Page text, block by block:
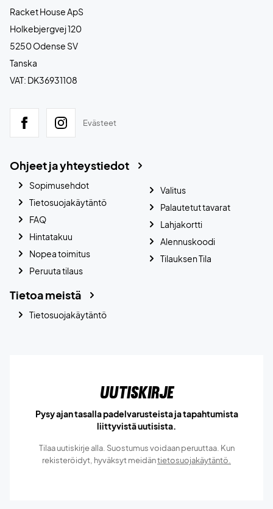
Racket House ApS
Holkebjergvej 120
5250 Odense SV
Tanska
VAT: DK36931108
Evästeet
Ohjeet ja yhteystiedot
Sopimusehdot
Tietosuojakäytäntö
FAQ
Hintatakuu
Nopea toimitus
Peruuta tilaus
Valitus
Palautetut tavarat
Lahjakortti
Alennuskoodi
Tilauksen Tila
Tietoa meistä
Tietosuojakäytäntö
Uutiskirje
Pysy ajan tasalla padelvarusteista ja tapahtumista
liittyvistä uutisista.
Tilaa uutiskirje alla. Suostumus voidaan peruuttaa. Kun
rekisteröidyt, hyväksyt meidäntietosuojakäytäntö.